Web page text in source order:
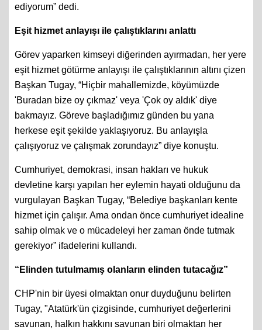
mücadelenin içerisinde yer aldıkları için teşekkür
Görev yaparken kimseyi diğerinden ayırmadan, her yere
eşit hizmet götürme anlayışı ile çalıştıklarının altını çizen
Başkan Tugay, “Hiçbir mahallemizde, köyümüzde
'Buradan bize oy çıkmaz' veya 'Çok oy aldık' diye
bakmayız. Göreve başladığımız günden bu yana
herkese eşit şekilde yaklaşıyoruz. Bu anlayışla
Cumhuriyet, demokrasi, insan hakları ve hukuk
devletine karşı yapılan her eylemin hayati olduğunu da
vurgulayan Başkan Tugay, “Belediye başkanları kente
hizmet için çalışır. Ama ondan önce cumhuriyet idealine
sahip olmak ve o mücadeleyi her zaman önde tutmak
CHP'nin bir üyesi olmaktan onur duyduğunu belirten
Tugay, "Atatürk'ün çizgisinde, cumhuriyet değerlerini